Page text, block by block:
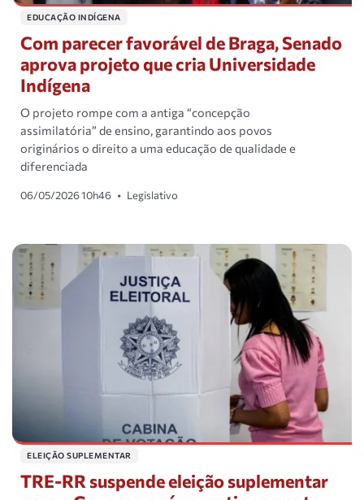
EDUCAÇÃO INDÍGENA
Com parecer favorável de Braga, Senado
aprova projeto que cria Universidade
Indígena
O projeto rompe com a antiga “concepção
assimilatória” de ensino, garantindo aos povos
originários o direito a uma educação de qualidade e
diferenciada
06/05/2026 10h46 • Legislativo
ELEIÇÃO SUPLEMENTAR
TRE-RR suspende eleição suplementar